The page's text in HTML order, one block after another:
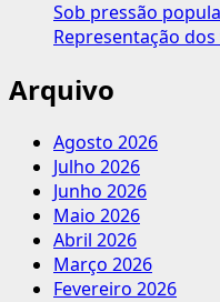
tabela
do
Sob pressão
Representação
Arquivo
Agosto 2026
Julho 2026
Junho 2026
Maio 2026
Abril 2026
Março 2026
Fevereiro 2026